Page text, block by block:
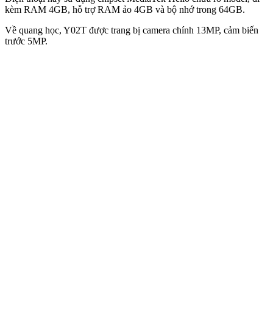
kèm RAM 4GB, hỗ trợ RAM ảo 4GB và bộ nhớ trong 64GB.
Về quang học, Y02T được trang bị camera chính 13MP, cảm biến
trước 5MP.